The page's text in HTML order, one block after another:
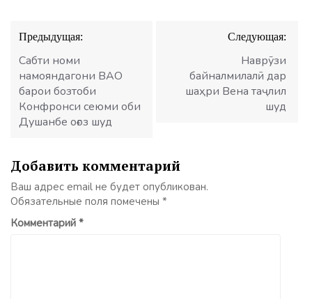
Навигация
по
записям
Предыдущая:
Сабти номи
намояндагони ВАО
барои бозтоби
Конфронси сеюми оби
Душанбе оғоз шуд
Следующая:
Наврӯзи
байналмилалӣ дар
шаҳри Вена таҷлил
шуд
Добавить комментарий
Ваш адрес email не будет опубликован.
Обязательные поля помечены *
Комментарий *